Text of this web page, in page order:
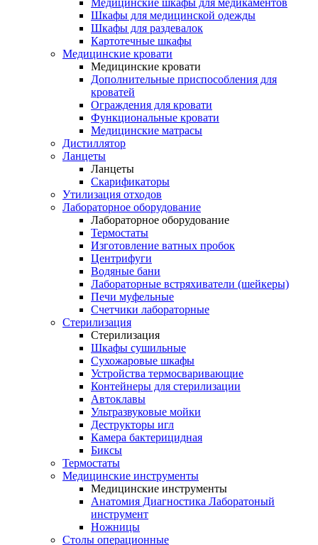
Медицинские шкафы для медикаментов
Шкафы для медицинской одежды
Шкафы для раздевалок
Картотечные шкафы
Медицинские кровати
Медицинские кровати
Дополнительные приспособления для
кроватей
Ограждения для кровати
Функциональные кровати
Медицинские матрасы
Дистиллятор
Ланцеты
Ланцеты
Скарификаторы
Утилизация отходов
Лабораторное оборудование
Лабораторное оборудование
Термостаты
Изготовление ватных пробок
Центрифуги
Водяные бани
Лабораторные встряхиватели (шейкеры)
Печи муфельные
Счетчики лабораторные
Стерилизация
Стерилизация
Шкафы сушильные
Сухожаровые шкафы
Устройства термосваривающие
Контейнеры для стерилизации
Автоклавы
Ультразвуковые мойки
Деструкторы игл
Камера бактерицидная
Биксы
Термостаты
Медицинские инструменты
Медицинские инструменты
Анатомия Диагностика Лаборатоный
инструмент
Ножницы
Столы операционные